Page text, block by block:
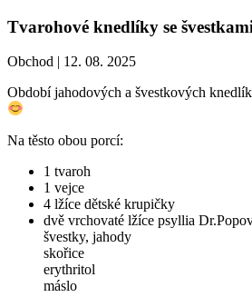
Tvarohové knedlíky se
Obchod | 12. 08. 2025
Období jahodových a švestkových
Na těsto obou porcí:
1 tvaroh
1 vejce
4 lžíce dětské krupičky
dvě vrchovaté lžíce psyllia
švestky, jahody
skořice
erythritol
máslo